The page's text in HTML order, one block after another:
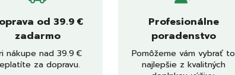
od 39.9 €
zadarmo
nákupe nad 39.9 €
za dopravu.
Profesionálne
poradenstvo
Pomôžeme vám vybrať to
najlepšie z kvalitných